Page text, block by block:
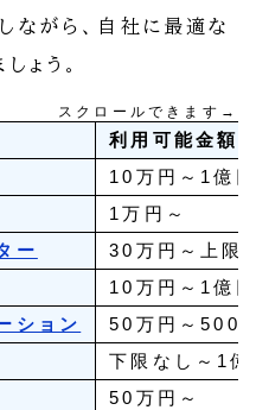
ながら、自社に最適な
ょう。
スクロールできます→
利用可能金額
10万円～1億円
1万円～
ー
30万円～上限
10万円～1億円
ション
50万円～5000
下限なし～1億
50万円～